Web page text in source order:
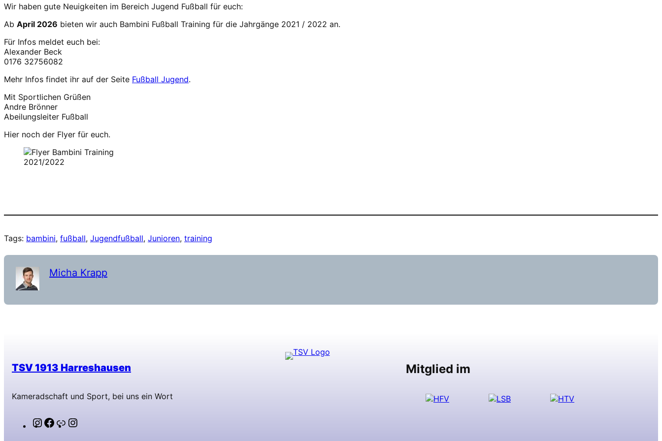
Wir haben gute Neuigkeiten im Bereich Jugend Fußball für euch:
Ab April 2026 bieten wir auch Bambini Fußball Training für die Jahrgänge 2021 / 2022 an.
Für Infos meldet euch bei:
Alexander Beck
0176 32756082
Mehr Infos findet ihr auf der Seite Fußball Jugend.
Mit Sportlichen Grüßen
Andre Brönner
Abeilungsleiter Fußball
Hier noch der Flyer für euch.
Tags: bambini, fußball, Jugendfußball, Junioren, training
Micha Krapp
TSV 1913 Harreshausen
Kameradschaft und Sport, bei uns ein Wort
Instagram
Facebook
Link
Mitglied im